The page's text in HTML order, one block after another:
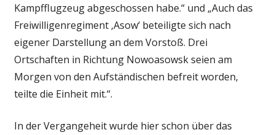
Kampfflugzeug abgeschossen habe.“ und „Auch das
Freiwilligenregiment ‚Asow‘ beteiligte sich nach
eigener Darstellung an dem Vorstoß. Drei
Ortschaften in Richtung Nowoasowsk seien am
Morgen von den Aufständischen befreit worden,
teilte die Einheit mit.“.
In der Vergangeheit wurde hier schon über das